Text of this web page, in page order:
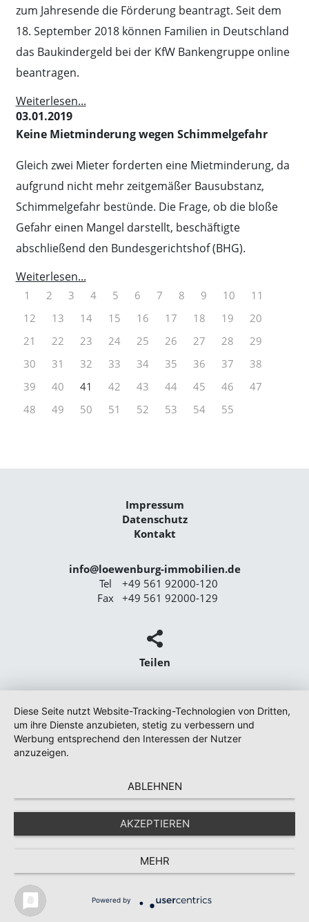
zum Jahresende die Förderung beantragt. Seit dem
18. September 2018 können Familien in Deutschland
das Baukindergeld bei der KfW Bankengruppe online
beantragen.
Weiterlesen...
03.01.2019
Keine Mietminderung wegen Schimmelgefahr
Gleich zwei Mieter forderten eine Mietminderung, da
aufgrund nicht mehr zeitgemäßer Bausubstanz,
Schimmelgefahr bestünde. Die Frage, ob die bloße
Gefahr einen Mangel darstellt, beschäftigte
abschließend den Bundesgerichtshof (BHG).
Weiterlesen...
1 2 3 4 5 6 7 8 9 10
11
12
13 14 15 16 17 18 19
20
21
22 23 24 25 26 27 28
29
30
31 32 33 34 35 36 37
38
39
40 41 42 43 44 45 46
47
48
49 50 51 52 53 54 55
Impressum
Datenschutz
Kontakt
info@loewenburg-immobilien.de
Tel
+49 561 92000-120
Fax
+49 561 92000-129
Teilen
Diese Seite nutzt Website-Tracking-Technologien von Dritten,
um ihre Dienste anzubieten, stetig zu verbessern und
Werbung entsprechend den Interessen der Nutzer
anzuzeigen.
ABLEHNEN
AKZEPTIEREN
MEHR
Powered by